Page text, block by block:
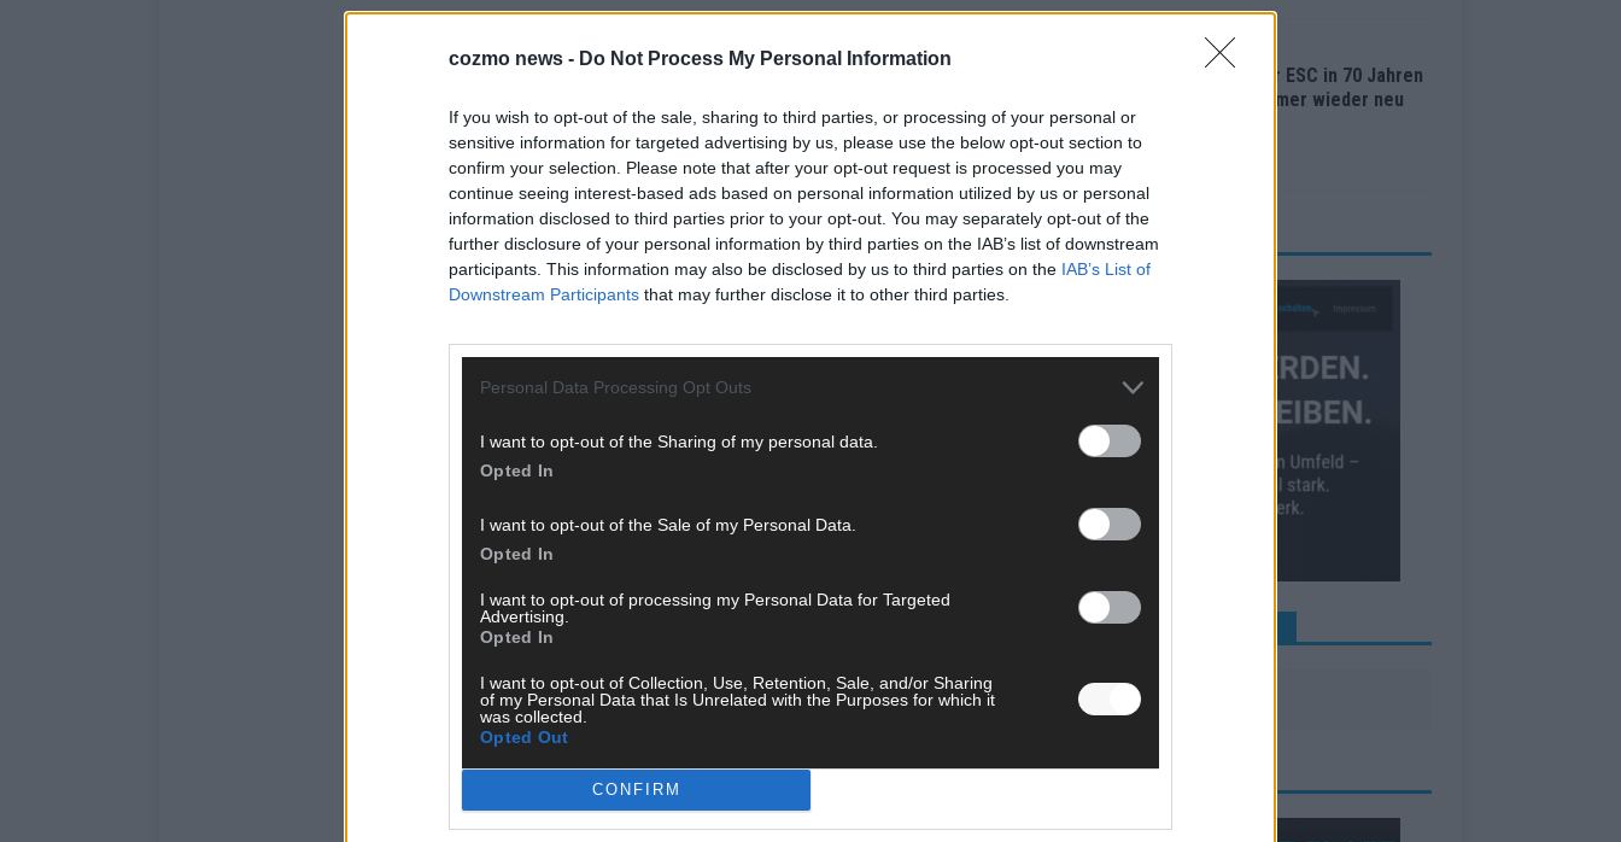
cozmo news - Do Not Process My Personal Information
If you wish to opt-out of the sale, sharing to third parties, or processing of your personal or
sensitive information for targeted advertising by us, please use the below opt-out section to
confirm your selection. Please note that after your opt-out request is processed you may
continue seeing interest-based ads based on personal information utilized by us or personal
information disclosed to third parties prior to your opt-out. You may separately opt-out of the
further disclosure of your personal information by third parties on the IAB’s list of downstream
participants. This information may also be disclosed by us to third parties on the IAB’s List of
Downstream Participants that may further disclose it to other third parties.
Personal Data Processing Opt Outs
I want to opt-out of the Sharing of my personal data.
Opted In
I want to opt-out of the Sale of my Personal Data.
Opted In
I want to opt-out of processing my Personal Data for Targeted
Advertising.
Opted In
I want to opt-out of Collection, Use, Retention, Sale, and/or Sharing
of my Personal Data that Is Unrelated with the Purposes for which it
was collected.
Opted Out
CONFIRM
Von Lugano bis Wien: Wie der ESC in 70 Jahren
sein Abstimmungssystem immer wieder neu
erfunden hat
Mai 2026
WERBE BEI UNS!
KEINE NEWS MEHR VERPASSEN